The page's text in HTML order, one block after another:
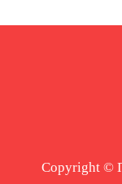
Copyright ©